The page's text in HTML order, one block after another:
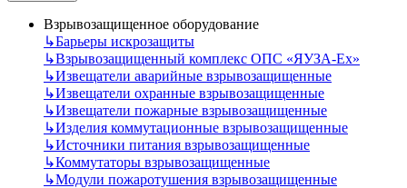
Взрывозащищенное оборудование
↳Барьеры искрозащиты
↳Взрывозащищенный комплекс ОПС «ЯУЗА-Ех»
↳Извещатели аварийные взрывозащищенные
↳Извещатели охранные взрывозащищенные
↳Извещатели пожарные взрывозащищенные
↳Изделия коммутационные взрывозащищенные
↳Источники питания взрывозащищенные
↳Коммутаторы взрывозащищенные
↳Модули пожаротушения взрывозащищенные